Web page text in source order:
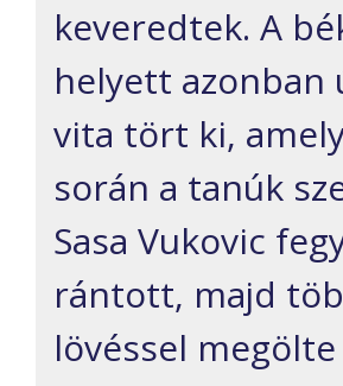
keveredtek. A
helyett azonban
vita tört ki,
során a tanúk
Sasa Vukovic
rántott, majd
lövéssel megölte